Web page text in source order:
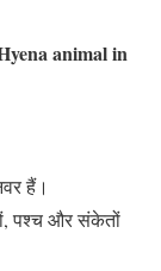
animal in
हैं।
पश्च और संकेतों